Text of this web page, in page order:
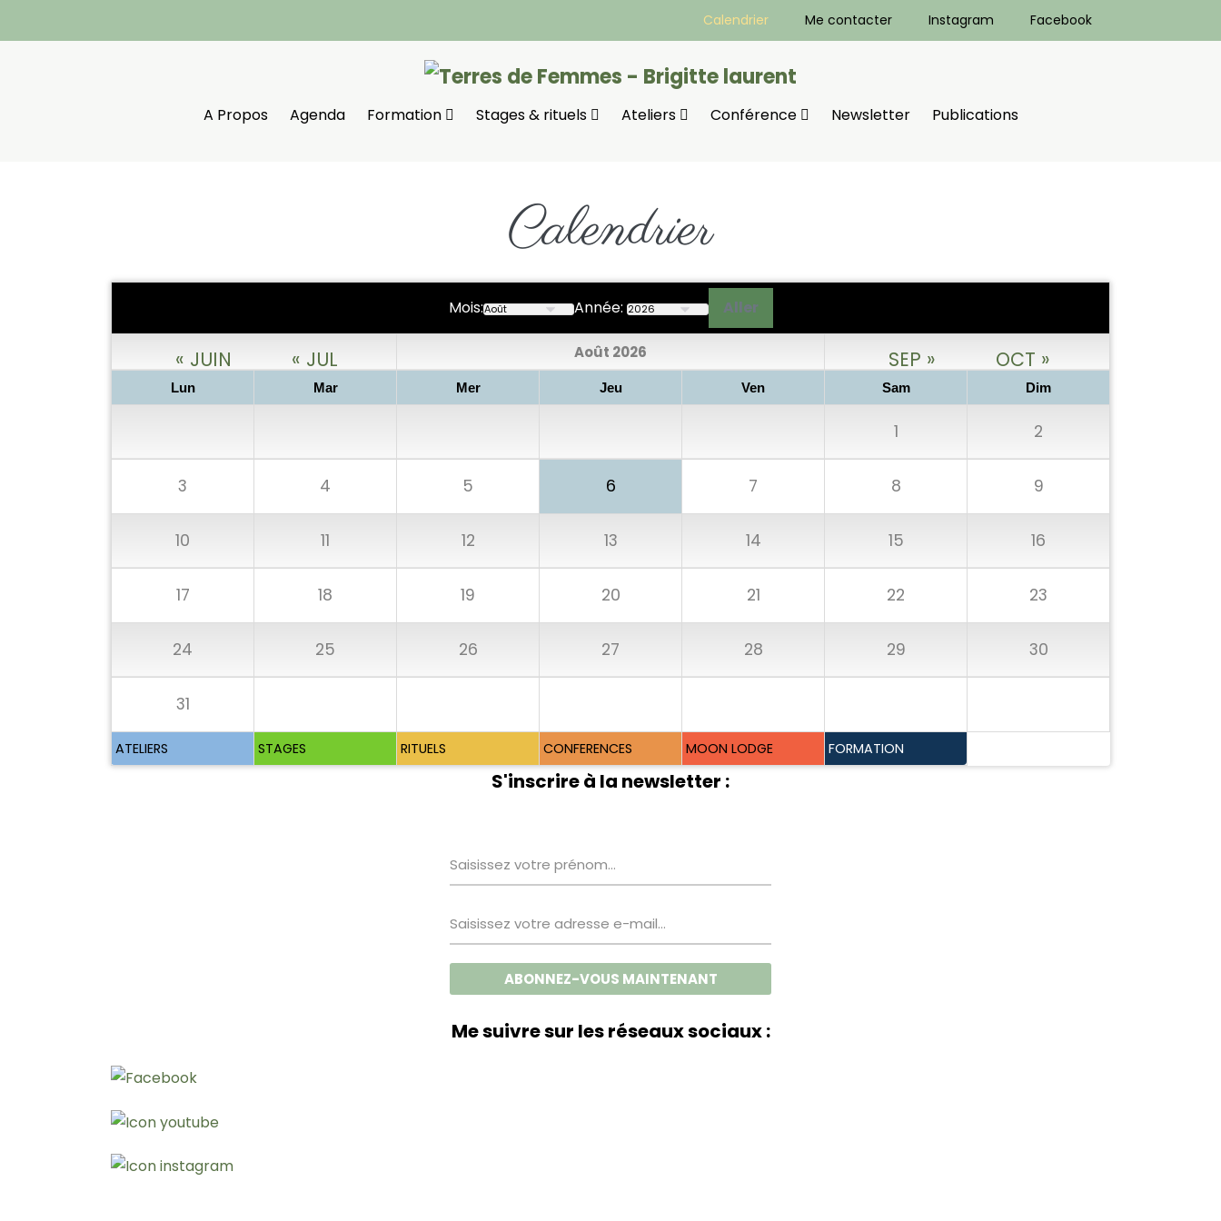
au
Calendrier Me contacter Instagram Facebook
A Propos Agenda Formation Stages & rituels Ateliers Conférence Newsletter Publications
Calendrier
Mois: Année:
« JUIN « JUL Août 2026 SEP » OCT »
Lun Mar Mer Jeu Ven Sam Dim
1 2
3 4 5 6 7 8 9
10 11 12 13 14 15 16
17 18 19 20 21 22 23
24 25 26 27 28 29 30
31
ATELIERS STAGES RITUELS CONFERENCES MOON LODGE FORMATION
S'inscrire à la newsletter :
Me suivre sur les réseaux sociaux :